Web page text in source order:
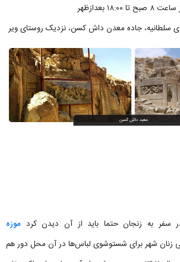
بعدازظهر
سفر به زنجان حتما باید از آن دیدن کرد موزه
زنان شهر برای شستوشوی لباس‌ها در آن محل دور هم